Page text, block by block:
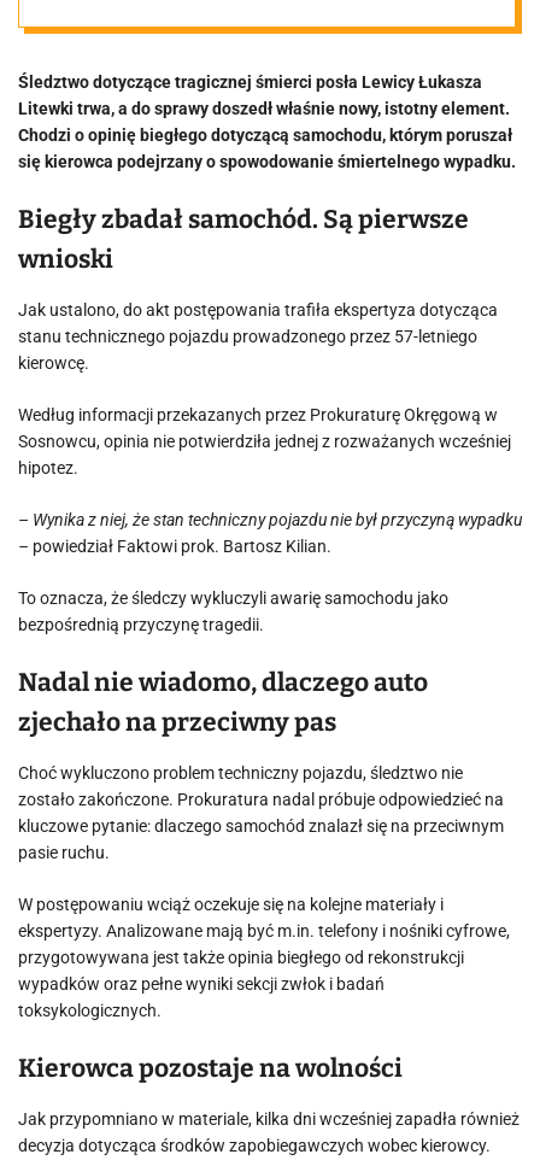
Łukasz Litewka.
Upadła jedna z
hipotez
Śledztwo dotyczące tragicznej śmierci posła Lewicy Łukasza
Litewki trwa, a do sprawy doszedł właśnie nowy, istotny element.
Chodzi o opinię biegłego dotyczącą samochodu, którym poruszał
się kierowca podejrzany o spowodowanie śmiertelnego wypadku.
Biegły zbadał samochód. Są pierwsze
wnioski
Jak ustalono, do akt postępowania trafiła ekspertyza dotycząca
stanu technicznego pojazdu prowadzonego przez 57-letniego
kierowcę.
Według informacji przekazanych przez Prokuraturę Okręgową w
Sosnowcu, opinia nie potwierdziła jednej z rozważanych wcześniej
hipotez.
– Wynika z niej, że stan techniczny pojazdu nie był przyczyną wypadku
– powiedział Faktowi prok. Bartosz Kilian.
To oznacza, że śledczy wykluczyli awarię samochodu jako
bezpośrednią przyczynę tragedii.
Nadal nie wiadomo, dlaczego auto
zjechało na przeciwny pas
Choć wykluczono problem techniczny pojazdu, śledztwo nie
zostało zakończone. Prokuratura nadal próbuje odpowiedzieć na
kluczowe pytanie: dlaczego samochód znalazł się na przeciwnym
pasie ruchu.
W postępowaniu wciąż oczekuje się na kolejne materiały i
ekspertyzy. Analizowane mają być m.in. telefony i nośniki cyfrowe,
przygotowywana jest także opinia biegłego od rekonstrukcji
wypadków oraz pełne wyniki sekcji zwłok i badań
toksykologicznych.
Kierowca pozostaje na wolności
Jak przypomniano w materiale, kilka dni wcześniej zapadła również
decyzja dotycząca środków zapobiegawczych wobec kierowcy.